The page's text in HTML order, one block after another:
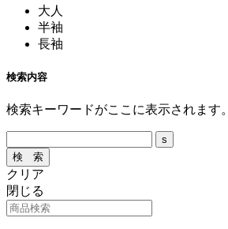
大人
半袖
長袖
検索内容
検索キーワードがここに表示されます。
クリア
閉じる